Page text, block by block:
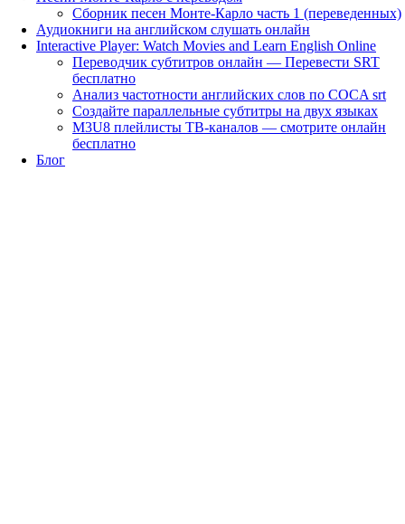
Сборник песен Монте-Карло часть 1 (переведенных)
Аудиокниги на английском слушать онлайн
Interactive Player: Watch Movies and Learn English Online
Переводчик субтитров онлайн — Перевести SRT
бесплатно
Анализ частотности английских слов по COCA srt
Создайте параллельные субтитры на двух языках
M3U8 плейлисты ТВ‑каналов — смотрите онлайн
бесплатно
Блог